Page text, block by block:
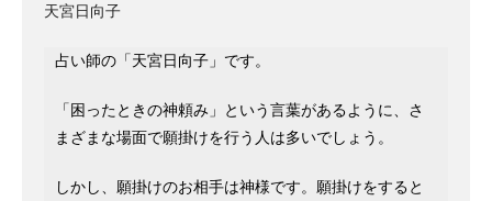
天宮日向子
占い師の「天宮日向子」です。
「困ったときの神頼み」という言葉があるように、さ
まざまな場面で願掛けを行う人は多いでしょう。
しかし、願掛けのお相手は神様です。願掛けをすると